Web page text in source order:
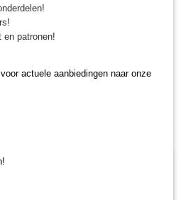
assortiment onderdelen, waaronder
uw Iseki TK 21, TK 25, TK 29 en TK 33.
voor uw Iseki minitractor? Bekijk
en patronen!
actuele aanbiedingen naar onze